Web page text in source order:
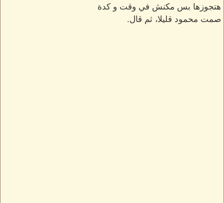
هتجوزها بس مكنش في وقت و كدة
صمت محمود قليلا، ثم قال.